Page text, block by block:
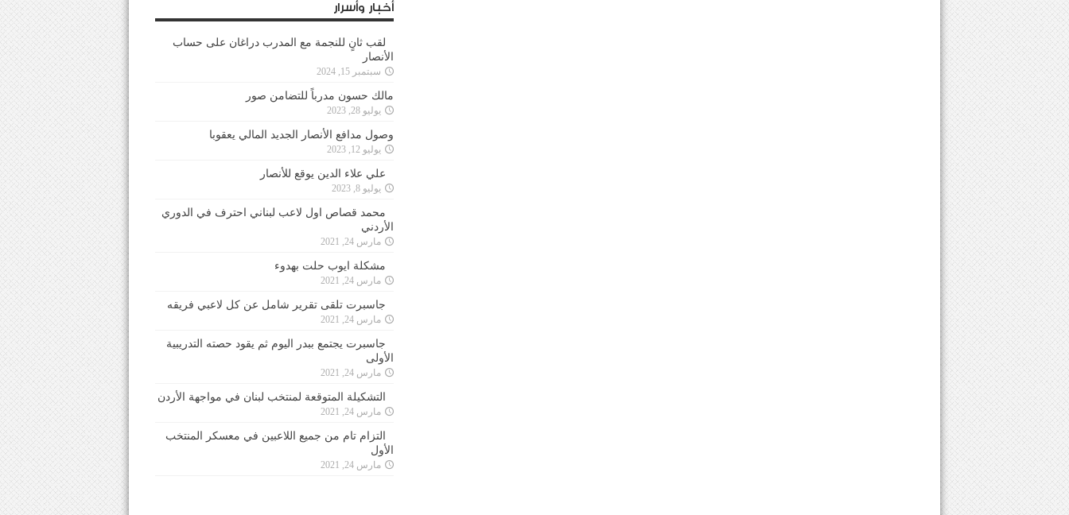
أخبار وأسرار
لقب ثانٍ للنجمة مع المدرب دراغان على حساب
الأنصار
سبتمبر 15, 2024
مالك حسون مدرباً للتضامن صور
يوليو 28, 2023
وصول مدافع الأنصار الجديد المالي يعقوبا
يوليو 12, 2023
علي علاء الدين يوقع للأنصار
يوليو 8, 2023
محمد قصاص اول لاعب لبناني احترف في الدوري
الأردني
مارس 24, 2021
مشكلة ايوب حلت بهدوء
مارس 24, 2021
جاسبرت تلقى تقرير شامل عن كل لاعبي فريقه
مارس 24, 2021
جاسبرت يجتمع ببدر اليوم ثم يقود حصته التدريبية
الأولى
مارس 24, 2021
التشكيلة المتوقعة لمنتخب لبنان في مواجهة الأردن
مارس 24, 2021
التزام تام من جميع اللاعبين في معسكر المنتخب
الأول
مارس 24, 2021